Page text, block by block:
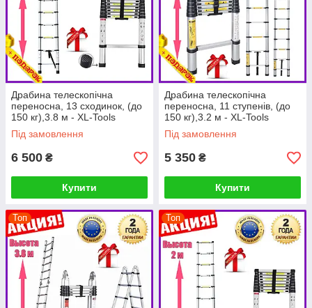
Драбина телескопічна
переносна, 13 сходинок, (до
150 кг),3.8 м - XL-Tools
Під замовлення
6 500 ₴
Купити
Драбина телескопічна
переносна, 11 ступенів, (до
150 кг),3.2 м - XL-Tools
Під замовлення
5 350 ₴
Купити
Топ Топ